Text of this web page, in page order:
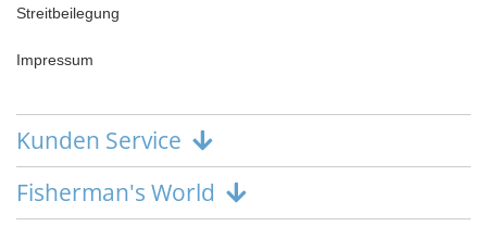
Streitbeilegung
Impressum
Kunden Service
Fisherman's World